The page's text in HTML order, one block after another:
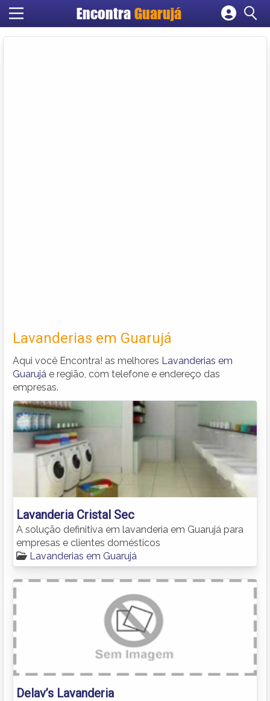
Encontra Guarujá
Cadastrar empresa
Lavanderias em Guarujá
Aqui você Encontra! as melhores Lavanderias em
Guarujá e região, com telefone e endereço das
empresas.
Lavanderia Cristal Sec
A solução definitiva em lavanderia em Guarujá para
empresas e clientes domésticos
Lavanderias em Guarujá
Delav’s Lavanderia